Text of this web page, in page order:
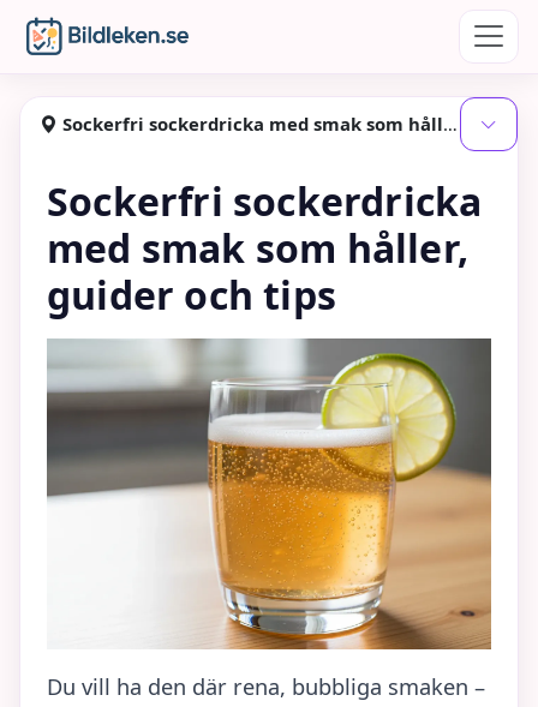
Hoppa till huvudinnehåll
Bildleken
Sockerfri sockerdricka med smak som håller, guider och tips
Sockerfri sockerdricka
med smak som håller,
guider och tips
Du vill ha den där rena, bubbliga smaken –